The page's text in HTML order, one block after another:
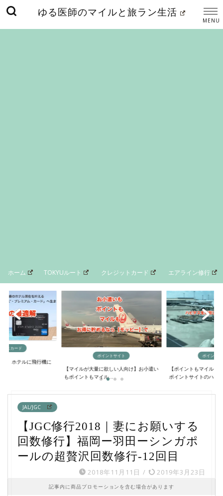
ゆる医師のマイルと旅ラン生活
ホーム TOKYUルート クレジットカード エアライン修行
ポイントサイト
【ポイントもマイルも大量に貯める方法】
ポイントサイトのハ...
マイルの
【最短4日間でANAマ
るニモカルート完...
JAL/JGC
【JGC修行2018｜妻にお願いする
回数修行】福岡ー羽田ーシンガポ
ールの超贅沢回数修行-12回目
2018年11月11日 / 2019年3月23日
記事内に商品プロモーションを含む場合があります